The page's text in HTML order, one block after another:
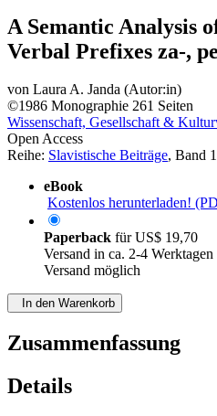
A Semantic Analysis
Verbal Prefixes za-,
von Laura A. Janda (Autor:in)
©1986 Monographie 261 Seiten
Wissenschaft, Gesellschaft &
Open Access
Reihe: Slavistische Beiträge, Band
eBook
Kostenlos herunterladen!
Paperback fürUS$ 19,70
Versand in ca. 2-4
Versand möglich
In den Warenkorb
Zusammenfassung
Details